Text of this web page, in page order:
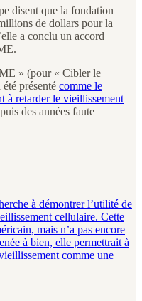
disent que la fondation
de dollars pour la
a conclu un accord
» (pour « Cibler le
présenté comme le
à retarder le vieillissement
des années faute
à démontrer l’utilité de
cellulaire. Cette
mais n’a pas encore
à bien, elle permettrait à
comme une